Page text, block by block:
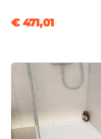
€ 471,01